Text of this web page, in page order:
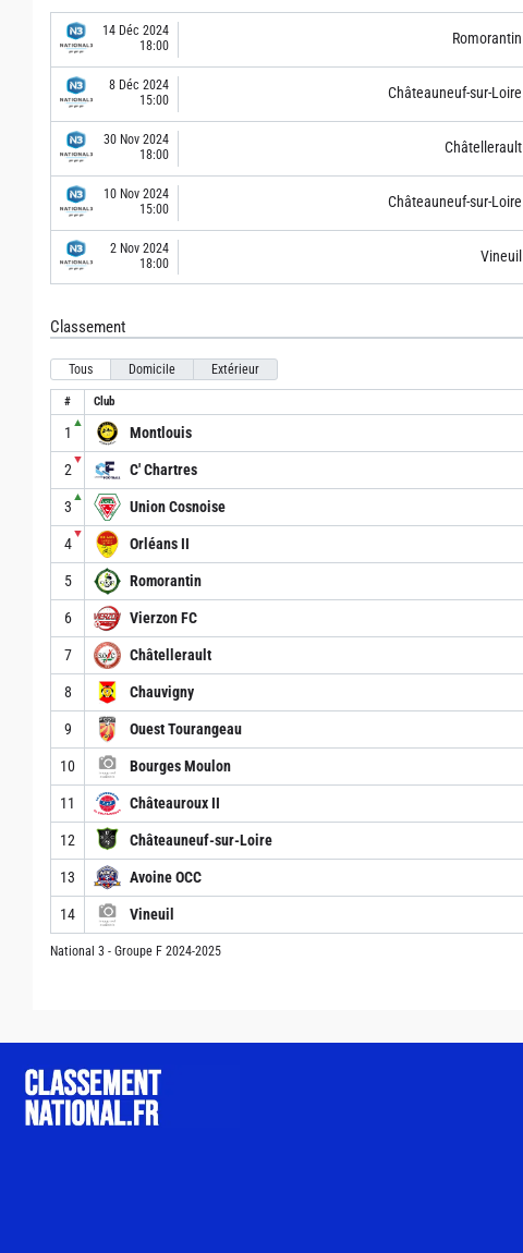
14 Déc 2024
18:00
Romorantin
8 Déc 2024
15:00
Châteauneuf-sur-Loire
30 Nov 2024
18:00
Châtellerault
10 Nov 2024
15:00
Châteauneuf-sur-Loire
2 Nov 2024
18:00
Vineuil
Classement
Tous Domicile Extérieur
# Club
1
▲
Montlouis
2
▼
C' Chartres
3
▲
Union Cosnoise
4
▼
Orléans II
5 Romorantin
6 Vierzon FC
7 Châtellerault
8 Chauvigny
9 Ouest Tourangeau
10 Bourges Moulon
11 Châteauroux II
12 Châteauneuf-sur-Loire
13 Avoine OCC
14 Vineuil
National 3 - Groupe F 2024-2025